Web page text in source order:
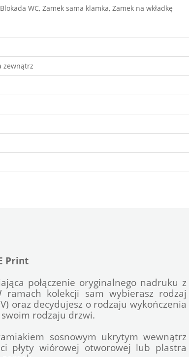
WC, Zamek sama klamka, Zamek na wkładkę
zewnątrz
Print
połączenie oryginalnego nadruku z
ramach kolekcji sam wybierasz rodzaj
oraz decydujesz o rodzaju wykończenia
rodzaju drzwi.
sosnowym ukrytym wewnątrz
płyty wiórowej otworowej lub plastra